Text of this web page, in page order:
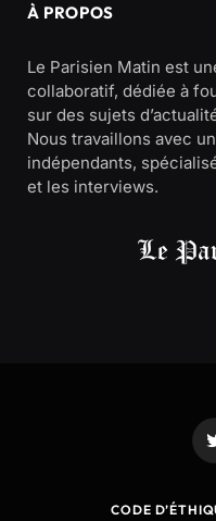
À PROPOS
Le Parisien Matin est
collaboratif, dédiée à
sur des sujets
Nous travaillons avec
indépendants,
et les interviews.
CODE